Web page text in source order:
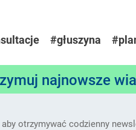
#głuszyna
najnowsze
otrzymywać codzienny